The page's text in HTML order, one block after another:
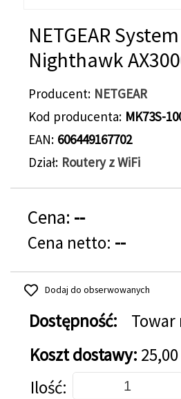
NETGEAR
Nighthawk
Producent NETGEAR
Kod producenta MK73S-
EAN 606449167702
Dział Routery z WiFi
Cena: --
Cena netto: --
Dodaj do obserwowanych
Dostępność:
Towar
Koszt dostawy:
Dodaj do koszyka
Ilość